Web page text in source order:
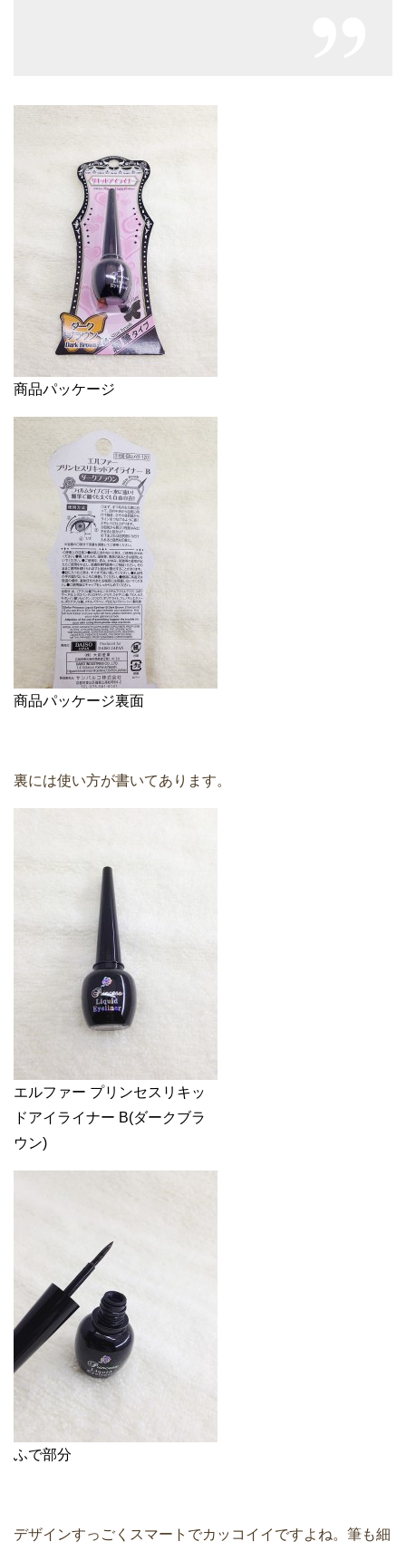
商品パッケージ
商品パッケージ裏面
裏には使い方が書いてあります。
エルファー プリンセスリキッ
ドアイライナー B(ダークブラ
ウン)
ふで部分
デザインすっごくスマートでカッコイイですよね。筆も細